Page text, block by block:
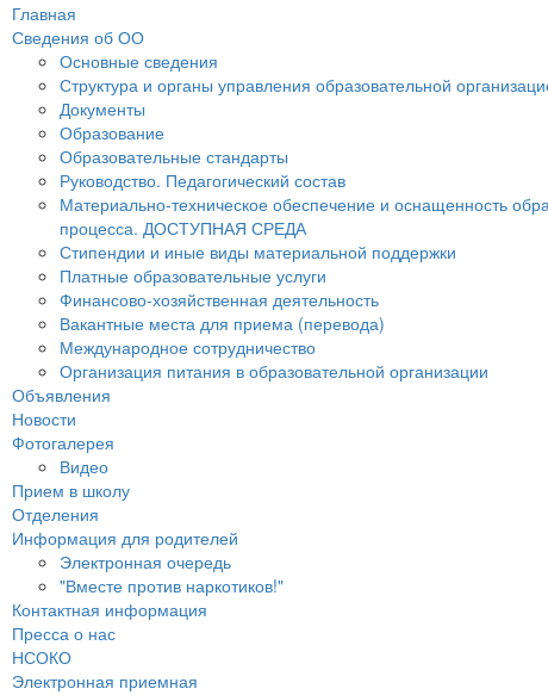
Главная
Сведения об ОО
Основные сведения
Структура и органы управления образовательной
Документы
Образование
Образовательные стандарты
Руководство. Педагогический состав
Материально-техническое обеспечение и оснащенность
процесса. ДОСТУПНАЯ СРЕДА
Стипендии и иные виды материальной поддержки
Платные образовательные услуги
Финансово-хозяйственная деятельность
Вакантные места для приема (перевода)
Международное сотрудничество
Организация питания в образовательной организации
Объявления
Новости
Фотогалерея
Видео
Прием в школу
Отделения
Информация для родителей
Электронная очередь
"Вместе против наркотиков!"
Контактная информация
Пресса о нас
НСОКО
Электронная приемная